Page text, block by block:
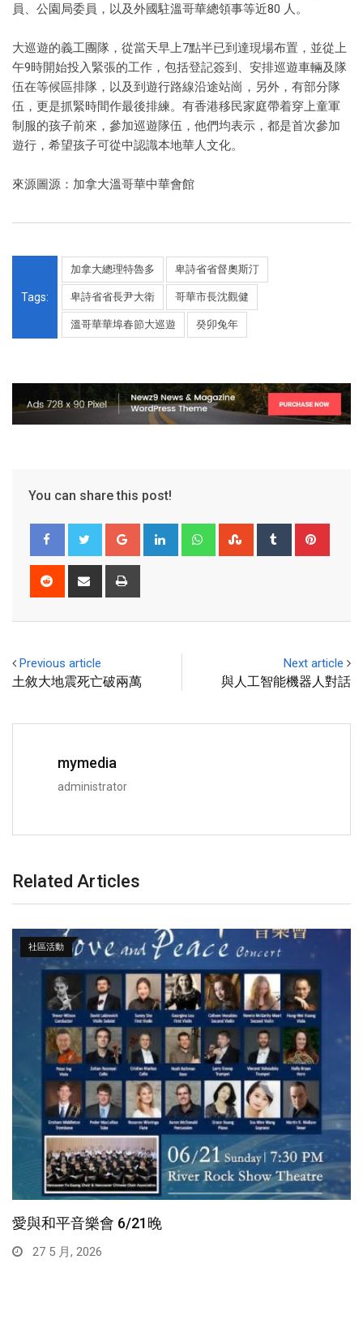
員、公園局委員，以及外國駐溫哥華總領事等近80 人。
大巡遊的義工團隊，從當天早上7點半已到達現場布置，並從上
午9時開始投入緊張的工作，包括登記簽到、安排巡遊車輛及隊
伍在等候區排隊，以及到遊行路線沿途站崗，另外，有部分隊
伍，更是抓緊時間作最後排練。有香港移民家庭帶着穿上童軍
制服的孩子前來，參加巡遊隊伍，他們均表示，都是首次參加
遊行，希望孩子可從中認識本地華人文化。
來源圖源：加拿大溫哥華中華會館
Tags:
加拿大總理特魯多 卑詩省省督奧斯汀
卑詩省省長尹大衛 哥華市長沈觀健
溫哥華華埠春節大巡遊 癸卯兔年
You can share this post!
Previous article
土敘大地震死亡破兩萬
Next article
與人工智能機器人對話
mymedia
administrator
Related Articles
社區活動
愛與和平音樂會 6/21晚
27 5 月, 2026